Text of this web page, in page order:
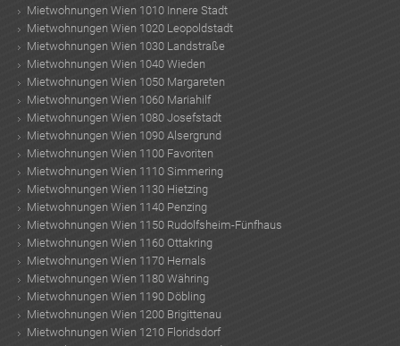
Mietwohnungen Wien 1010 Innere Stadt
Mietwohnungen Wien 1020 Leopoldstadt
Mietwohnungen Wien 1030 Landstraße
Mietwohnungen Wien 1040 Wieden
Mietwohnungen Wien 1050 Margareten
Mietwohnungen Wien 1060 Mariahilf
Mietwohnungen Wien 1080 Josefstadt
Mietwohnungen Wien 1090 Alsergrund
Mietwohnungen Wien 1100 Favoriten
Mietwohnungen Wien 1110 Simmering
Mietwohnungen Wien 1130 Hietzing
Mietwohnungen Wien 1140 Penzing
Mietwohnungen Wien 1150 Rudolfsheim-Fünfhaus
Mietwohnungen Wien 1160 Ottakring
Mietwohnungen Wien 1170 Hernals
Mietwohnungen Wien 1180 Währing
Mietwohnungen Wien 1190 Döbling
Mietwohnungen Wien 1200 Brigittenau
Mietwohnungen Wien 1210 Floridsdorf